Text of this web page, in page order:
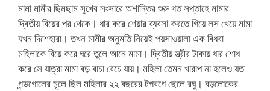
মামা মামীর ছিমছাম সুখের সংসারে অশান্তির শুরু গত সপ্তাহে মামার
দ্বিতীয় বিয়ের পর থেকে। ধার করে শেয়ার ব্যবসা করতে গিয়ে লস খেয়ে মামা
যখন দিশেহারা। তখন মামীর অনুমতি নিয়েই পয়সাওয়ালা এক বিধবা
মহিলাকে বিয়ে করে ঘরে তুলে আনে মামা। দ্বিতীয় স্ত্রীর টাকায় ধার শোধ
করে সে যাত্রা মামা বড় বাচা বেচে যায়। মহিলা তেমন খারাপ না হলেও যত
গন্ডগোলের মূলে ছিল মহিলার ২২ বছরের টগবগে ছেলে রঘু। বড়লোকের